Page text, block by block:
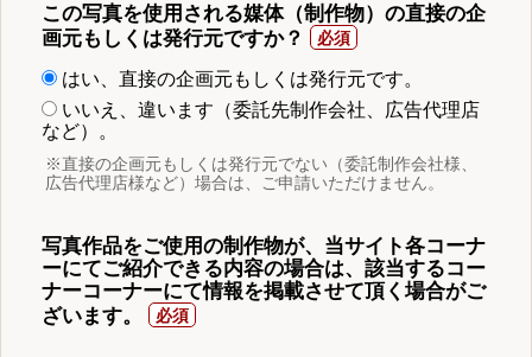
この写真を使用される媒体（制作物）の直接の企
画元もしくは発行元ですか？
はい、直接の企画元もしくは発行元です。
いいえ、違います（委託先制作会社、広告代理店
など）。
※直接の企画元もしくは発行元でない（委託制作会社様、
広告代理店様など）場合は、ご申請いただけません。
写真作品をご使用の制作物が、当サイト各コーナ
ーにてご紹介できる内容の場合は、該当するコー
ナーコーナーにて情報を掲載させて頂く場合がご
ざいます。